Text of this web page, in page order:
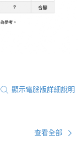
顯示電腦版詳細說明
查看全部